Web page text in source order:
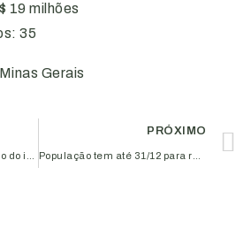
19 milhões
35
Gerais
PRÓXIMO